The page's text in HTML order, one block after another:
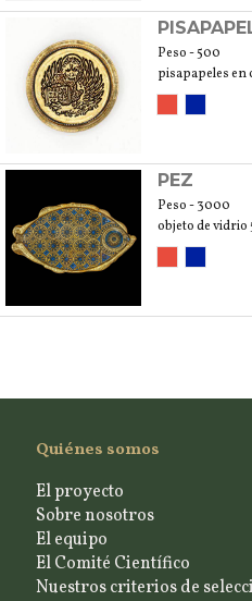
Peso - 500
PEZ
Peso - 3000
objeto de vidrio
Quiénes somos
El proyecto
Sobre nosotros
El equipo
El Comité Científico
Nuestros criterios de